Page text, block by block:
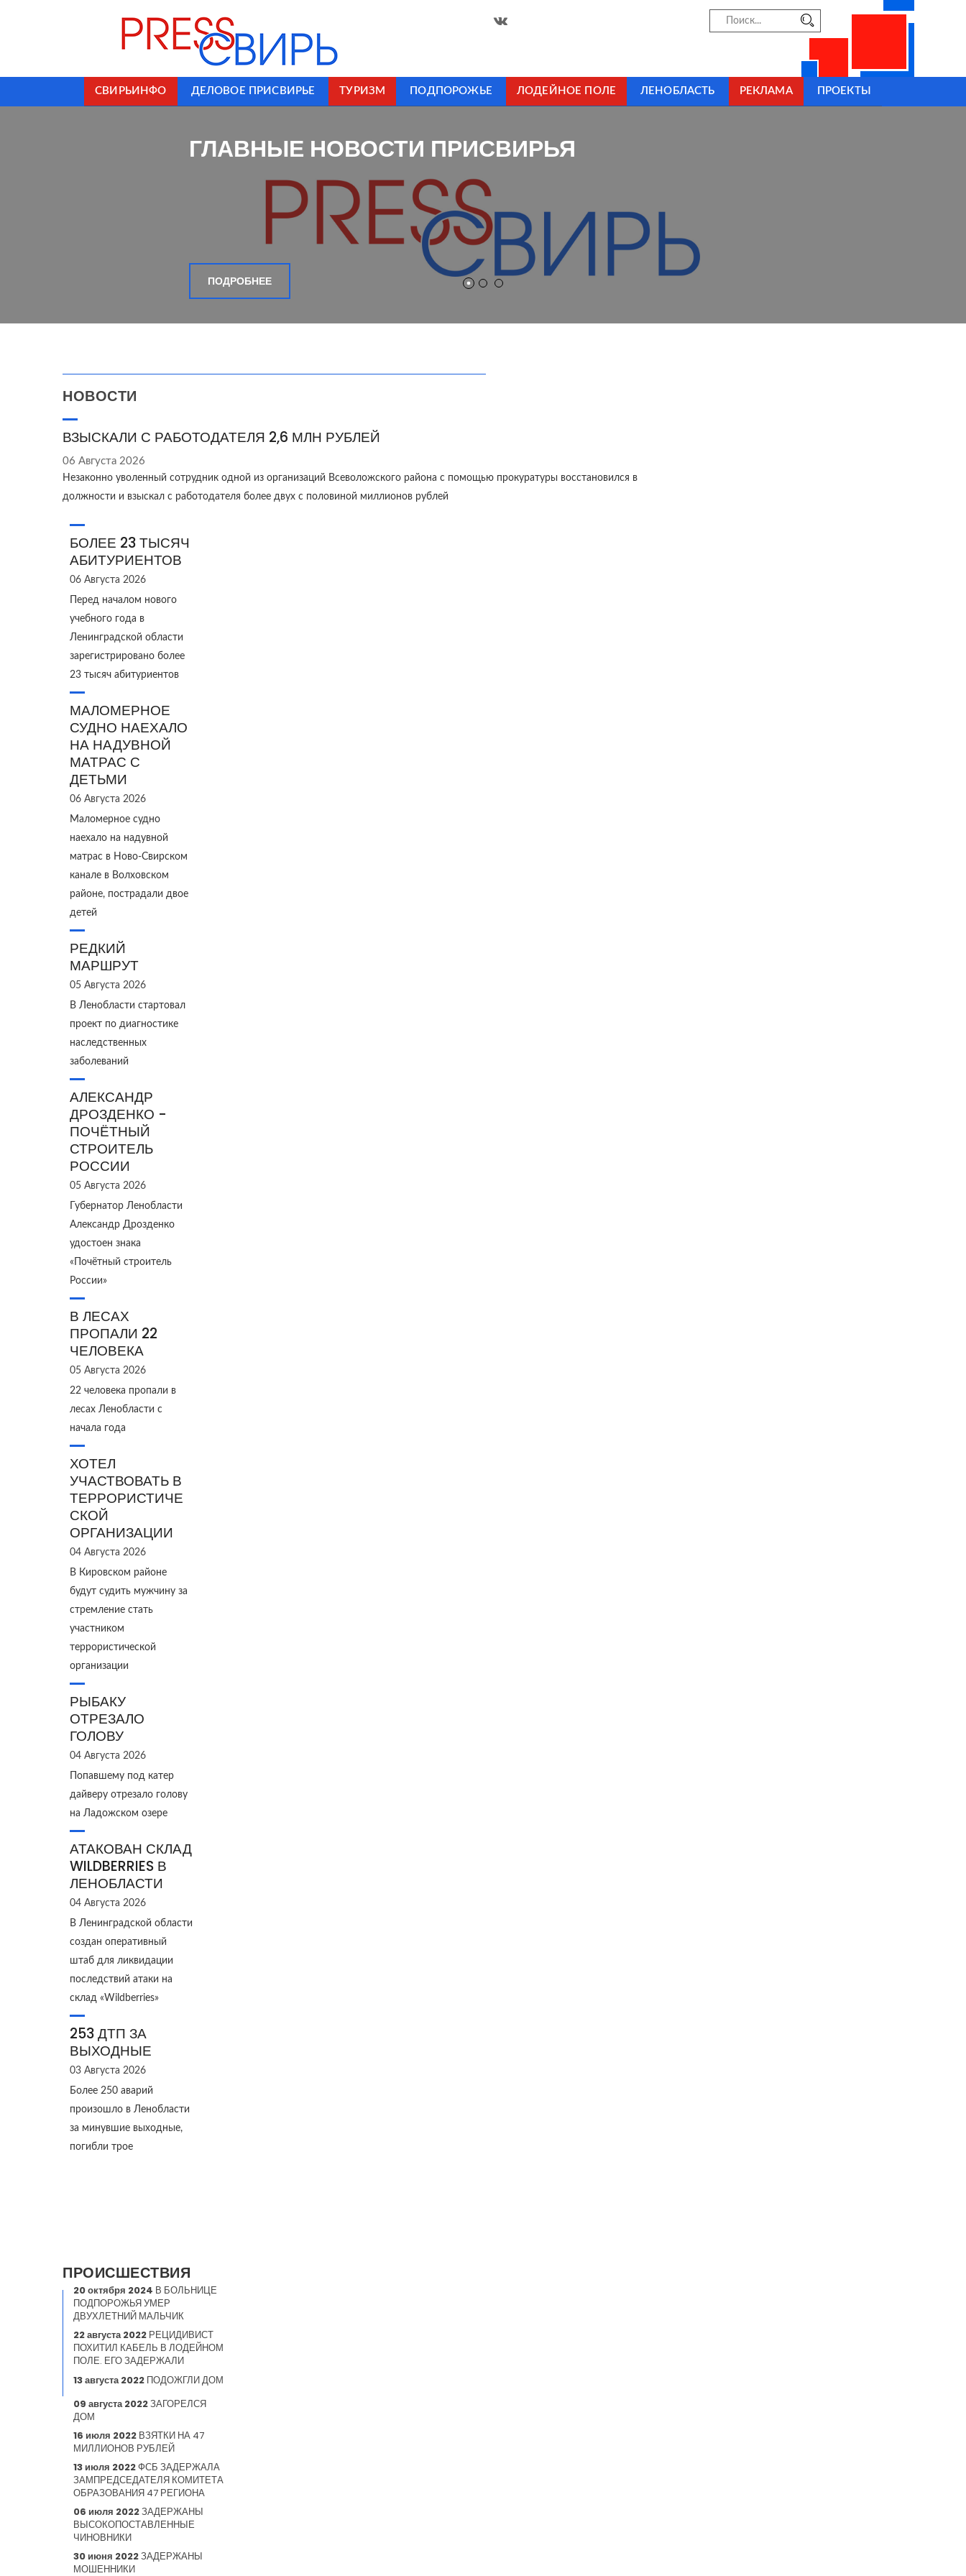
СВИРЬИНФО ДЕЛОВОЕ ПРИСВИРЬЕ ТУРИЗМ ПОДПОРОЖЬЕ ЛОДЕЙНОЕ ПОЛЕ ЛЕНОБЛАСТЬ РЕКЛАМА ПРОЕКТЫ
ГЛАВНЫЕ НОВОСТИ ПРИСВИРЬЯ
ПОДРОБНЕЕ
НОВОСТИ
ВЗЫСКАЛИ С РАБОТОДАТЕЛЯ 2,6 МЛН РУБЛЕЙ
06 Августа 2026
Незаконно уволенный сотрудник одной из организаций Всеволожского района с помощью прокуратуры восстановился в
должности и взыскал с работодателя более двух с половиной миллионов рублей
БОЛЕЕ 23 ТЫСЯЧ
АБИТУРИЕНТОВ
06 Августа 2026
Перед началом нового
учебного года в
Ленинградской области
зарегистрировано более
23 тысяч абитуриентов
МАЛОМЕРНОЕ
СУДНО НАЕХАЛО
НА НАДУВНОЙ
МАТРАС С
ДЕТЬМИ
06 Августа 2026
Маломерное судно
наехало на надувной
матрас в Ново‑Свирском
канале в Волховском
районе, пострадали двое
детей
РЕДКИЙ
МАРШРУТ
05 Августа 2026
В Ленобласти стартовал
проект по диагностике
наследственных
заболеваний
АЛЕКСАНДР
ДРОЗДЕНКО -
ПОЧЁТНЫЙ
СТРОИТЕЛЬ
РОССИИ
05 Августа 2026
Губернатор Ленобласти
Александр Дрозденко
удостоен знака
«Почётный строитель
России»
В ЛЕСАХ
ПРОПАЛИ 22
ЧЕЛОВЕКА
05 Августа 2026
22 человека пропали в
лесах Ленобласти с
начала года
ХОТЕЛ
УЧАСТВОВАТЬ В
ТЕРРОРИСТИЧЕ
СКОЙ
ОРГАНИЗАЦИИ
04 Августа 2026
В Кировском районе
будут судить мужчину за
стремление стать
участником
террористической
организации
РЫБАКУ
ОТРЕЗАЛО
ГОЛОВУ
04 Августа 2026
Попавшему под катер
дайверу отрезало голову
на Ладожском озере
АТАКОВАН СКЛАД
WILDBERRIES В
ЛЕНОБЛАСТИ
04 Августа 2026
В Ленинградской области
создан оперативный
штаб для ликвидации
последствий атаки на
склад «Wildberries»
253 ДТП ЗА
ВЫХОДНЫЕ
03 Августа 2026
Более 250 аварий
произошло в Ленобласти
за минувшие выходные,
погибли трое
ПРОИСШЕСТВИЯ
20 октября 2024 В БОЛЬНИЦЕ
ПОДПОРОЖЬЯ УМЕР
ДВУХЛЕТНИЙ МАЛЬЧИК
22 августа 2022 РЕЦИДИВИСТ
ПОХИТИЛ КАБЕЛЬ В ЛОДЕЙНОМ
ПОЛЕ. ЕГО ЗАДЕРЖАЛИ
13 августа 2022 ПОДОЖГЛИ ДОМ
09 августа 2022ЗАГОРЕЛСЯ
ДОМ
16 июля 2022 ВЗЯТКИ НА 47
МИЛЛИОНОВ РУБЛЕЙ
13 июля 2022ФСБ ЗАДЕРЖАЛА
ЗАМПРЕДСЕДАТЕЛЯ КОМИТЕТА
ОБРАЗОВАНИЯ 47 РЕГИОНА
06 июля 2022ЗАДЕРЖАНЫ
ВЫСОКОПОСТАВЛЕННЫЕ
ЧИНОВНИКИ
30 июня 2022ЗАДЕРЖАНЫ
МОШЕННИКИ